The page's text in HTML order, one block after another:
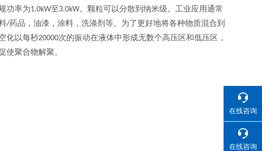
功率为1.0kW至3.0kW。颗粒可以分散到纳米级。工业应用通常
/药品，油漆，涂料，洗涤剂等。为了更好地将各种物质混合到
化以每秒20000次的振动在液体中形成无数个高压区和低压区，
使聚合物解聚。
在线咨询
在线咨询